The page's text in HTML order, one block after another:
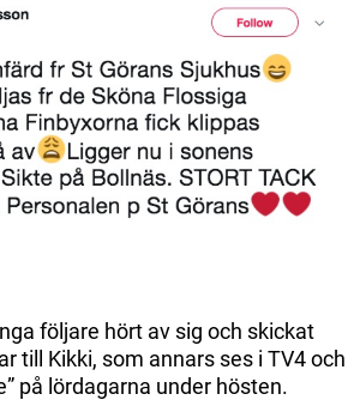
följare hört av sig och skickat
till Kikki, som annars ses i TV4 och
på lördagarna under hösten.